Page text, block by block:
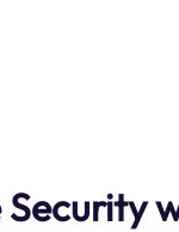
Security